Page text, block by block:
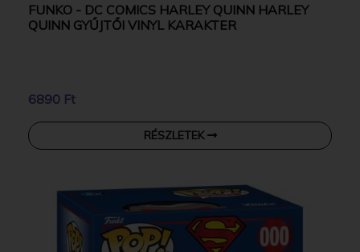
FUNKO - DC COMICS HARLEY QUINN HARLEY
QUINN GYŰJTŐI VINYL KARAKTER
6890 Ft
RÉSZLETEK